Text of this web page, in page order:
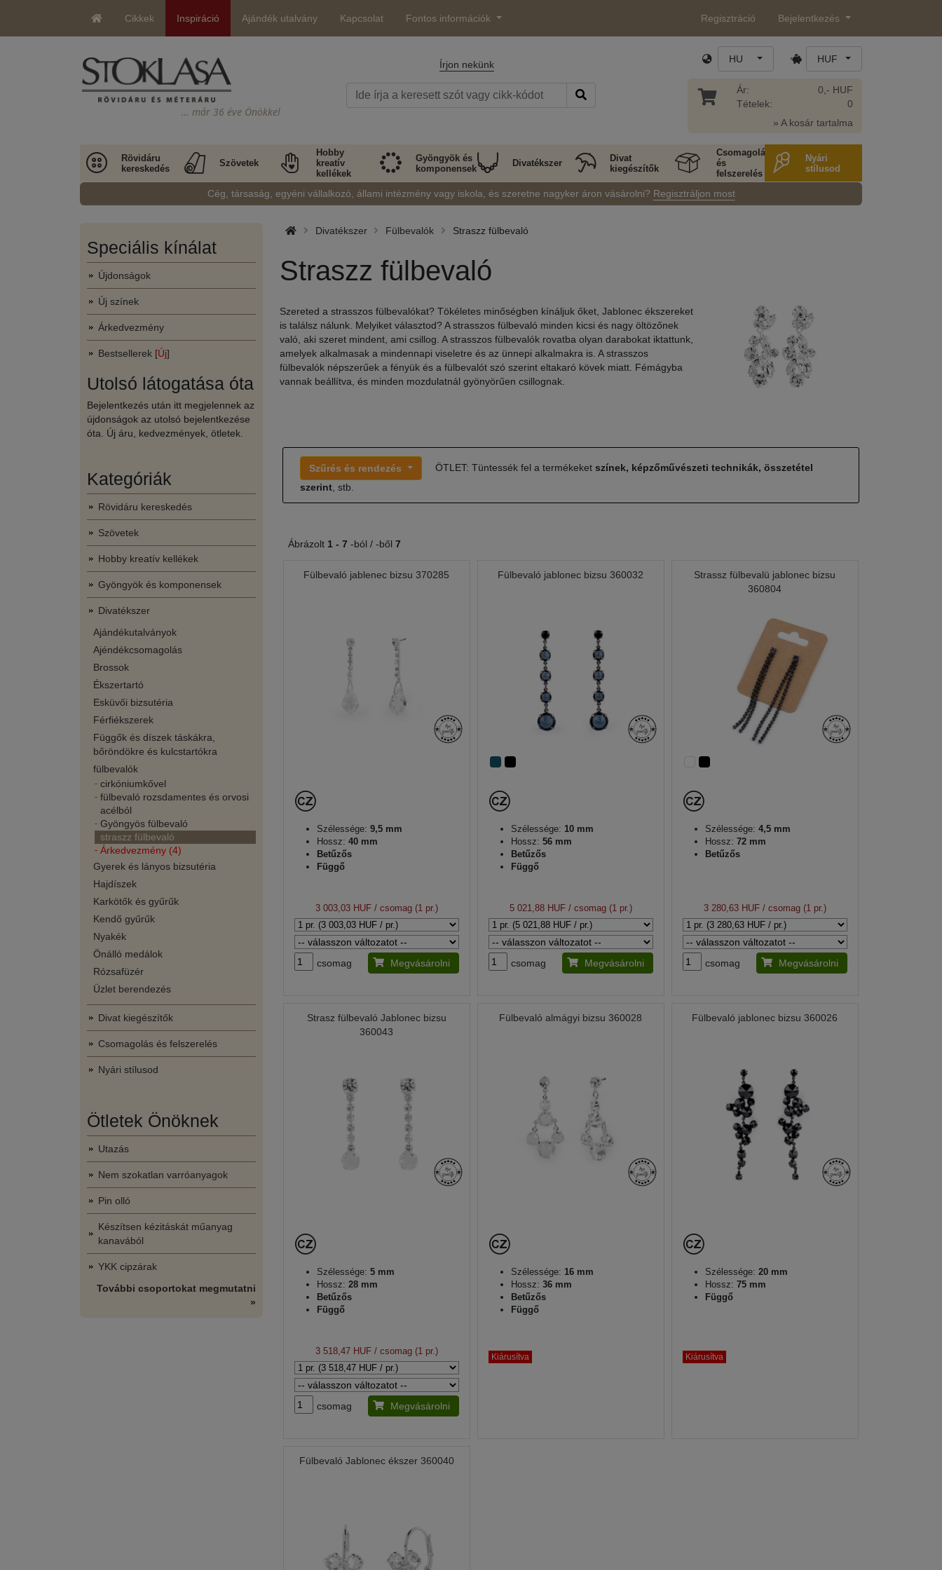
Cikkek Inspiráció Ajándék utalvány Kapcsolat Fontos információk Regisztráció Bejelentkezés
… már 36 éve Önökkel
Írjon nekünk HU HUF
Ár:
Tételek:
0,- HUF
0
» A kosár tartalma
Rövidáru
kereskedés
Szövetek
Hobby
kreatív
kellékek
Gyöngyök és
komponensek
Divatékszer
Divat
kiegészítők
Csomagolás
és
felszerelés
Nyári
stílusod
Cég, társaság, egyéni vállalkozó, állami intézmény vagy iskola, és szeretne nagyker áron vásárolni? Regisztráljon most
Speciális kínálat
Újdonságok
Új színek
Árkedvezmény
Bestsellerek [Új]
Utolsó látogatása óta
Bejelentkezés után itt megjelennek az
újdonságok az utolsó bejelentkezése
óta. Új áru, kedvezmények, ötletek.
Kategóriák
Rövidáru kereskedés
Szövetek
Hobby kreatív kellékek
Gyöngyök és komponensek
Divatékszer
Ajándékutalványok
Ajéndékcsomagolás
Brossok
Ékszertartó
Esküvői bizsutéria
Férfiékszerek
Függők és díszek táskákra,
bőröndökre és kulcstartókra
fülbevalók
cirkóniumkővel
fülbevaló rozsdamentes és orvosi
acélból
Gyöngyös fülbevaló
straszz fülbevaló
Árkedvezmény (4)
Gyerek és lányos bizsutéria
Hajdíszek
Karkötők és gyűrűk
Kendő gyűrűk
Nyakék
Önálló medálok
Rózsafüzér
Üzlet berendezés
Divat kiegészítők
Csomagolás és felszerelés
Nyári stílusod
Ötletek Önöknek
Utazás
Nem szokatlan varróanyagok
Pin olló
Készítsen kézitáskát műanyag
kanavából
YKK cipzárak
További csoportokat megmutatni
»
Divatékszer Fülbevalók Straszz fülbevaló
Straszz fülbevaló
Szereted a strasszos fülbevalókat? Tökéletes minőségben kínáljuk őket, Jablonec ékszereket
is találsz nálunk. Melyiket választod? A strasszos fülbevaló minden kicsi és nagy öltözőnek
való, aki szeret mindent, ami csillog. A strasszos fülbevalók rovatba olyan darabokat iktattunk,
amelyek alkalmasak a mindennapi viseletre és az ünnepi alkalmakra is. A strasszos
fülbevalók népszerűek a fényük és a fülbevalót szó szerint eltakaró kövek miatt. Fémágyba
vannak beállítva, és minden mozdulatnál gyönyörűen csillognak.
Szűrés és rendezés ÖTLET: Tüntessék fel a termékeket színek, képzőművészeti technikák, összetétel
szerint , stb.
Ábrázolt 1 - 7 -ból / -ből 7
Fülbevaló jablenec bizsu 370285
Szélessége: 9,5 mm
Hossz: 40 mm
Betűzős
Függő
3 003,03 HUF/ csomag (1 pr.)
csomag Megvásárolni
Fülbevaló jablonec bizsu 360032
Szélessége: 10 mm
Hossz: 56 mm
Betűzős
Függő
5 021,88 HUF/ csomag (1 pr.)
csomag Megvásárolni
Strassz fülbevalü jablonec bizsu
360804
Szélessége: 4,5 mm
Hossz: 72 mm
Betűzős
3 280,63 HUF/ csomag (1 pr.)
csomag Megvásárolni
Strasz fülbevaló Jablonec bizsu
360043
Szélessége: 5 mm
Hossz: 28 mm
Betűzős
Függő
3 518,47 HUF/ csomag (1 pr.)
csomag Megvásárolni
Fülbevaló almágyi bizsu 360028
Szélessége: 16 mm
Hossz: 36 mm
Betűzős
Függő
Kiárusítva
Fülbevaló jablonec bizsu 360026
Szélessége: 20 mm
Hossz: 75 mm
Függő
Kiárusítva
Fülbevaló Jablonec ékszer 360040